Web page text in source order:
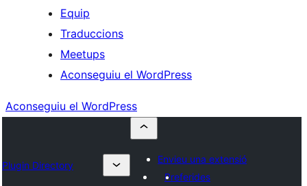
Equip
Traduccions
Meetups
Aconseguiu el WordPress
Aconseguiu el WordPress
Plugin Directory
Envieu una extensió
Preferides